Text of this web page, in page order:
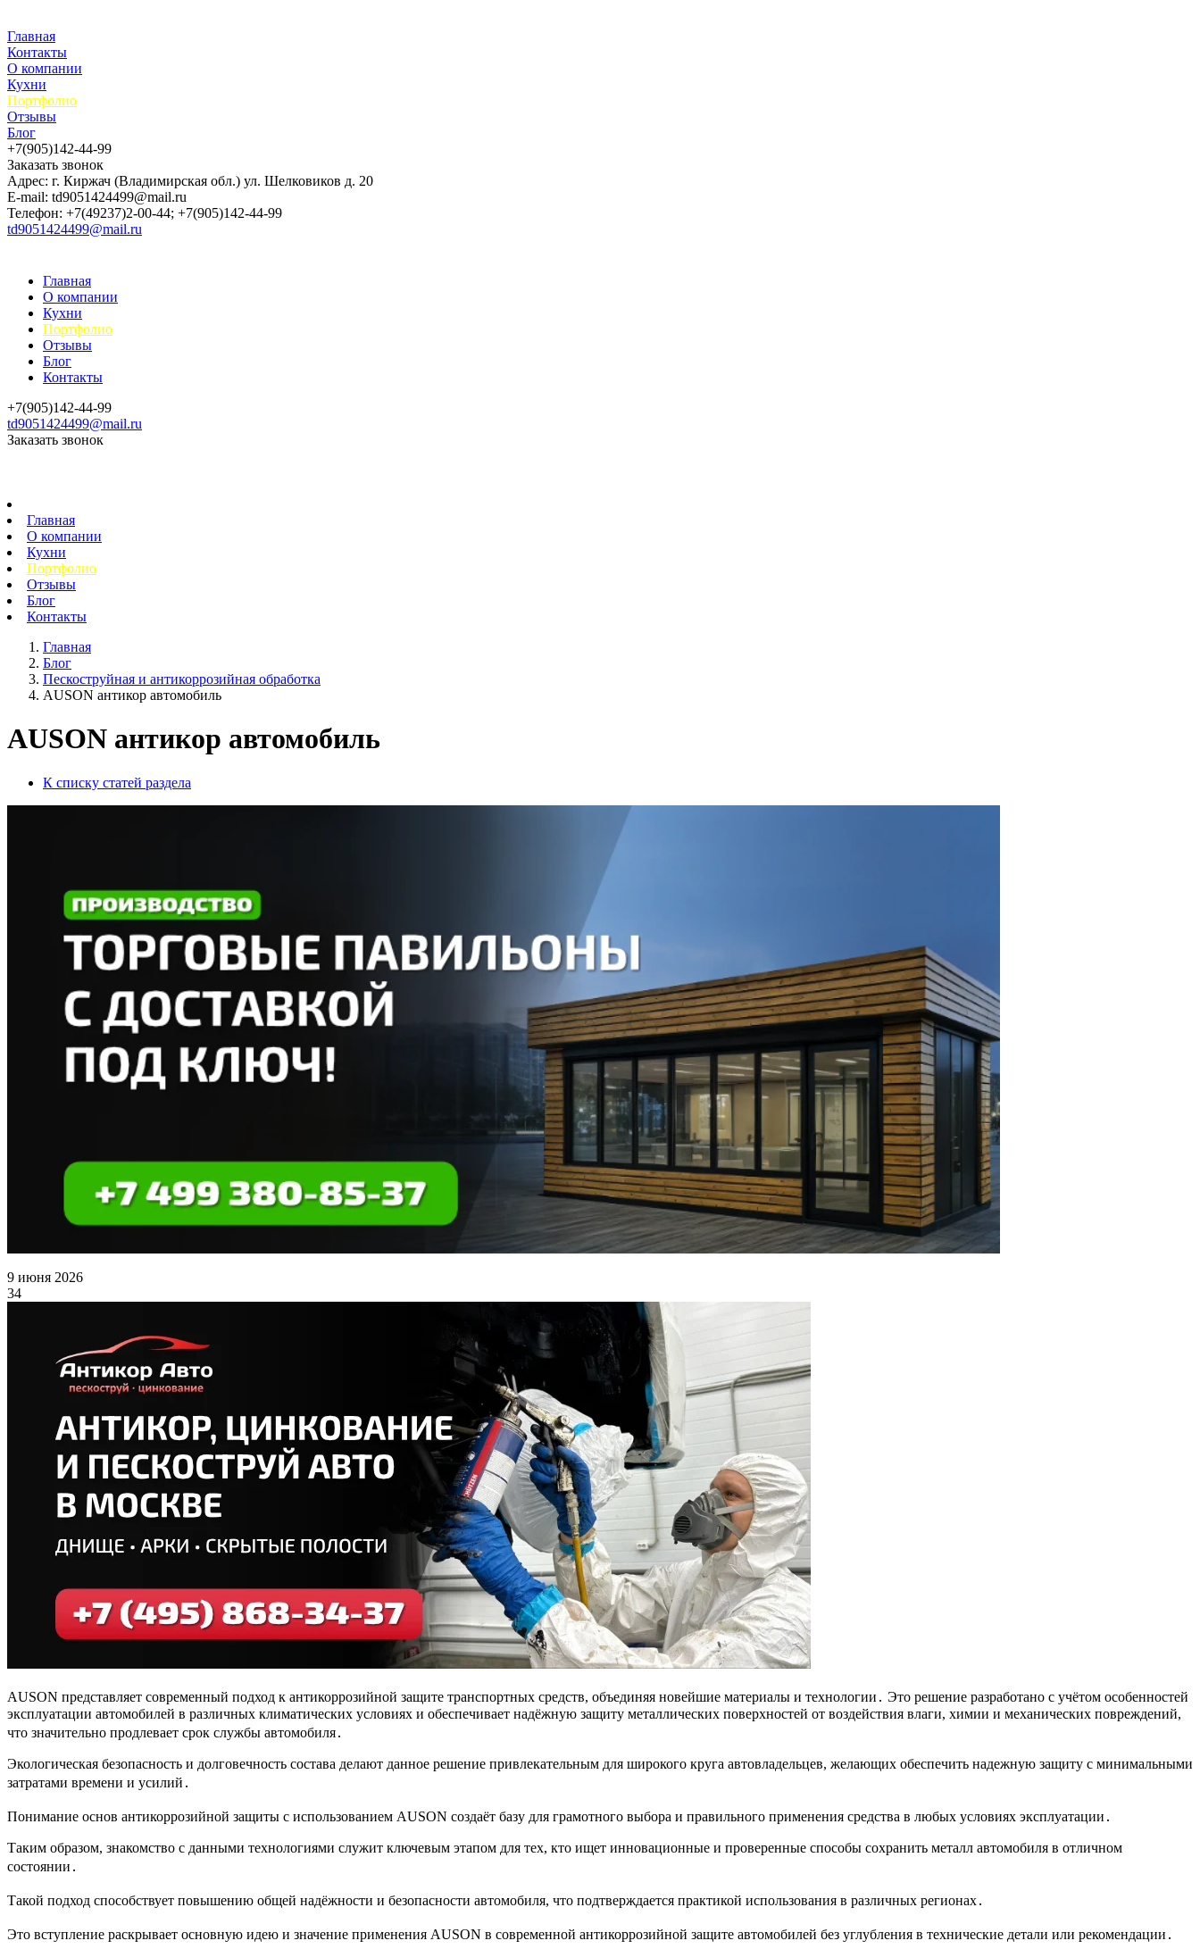
Главная
Контакты
О компании
Кухни
Портфолио
Отзывы
Блог
+7(905)142-44-99
Заказать звонок
Адрес: г. Киржач (Владимирская обл.) ул. Шелковиков д. 20
E-mail: td9051424499@mail.ru
Телефон: +7(49237)2-00-44; +7(905)142-44-99
td9051424499@mail.ru
Главная
О компании
Кухни
Портфолио
Отзывы
Блог
Контакты
+7(905)142-44-99
td9051424499@mail.ru
Заказать звонок
Главная
О компании
Кухни
Портфолио
Отзывы
Блог
Контакты
Главная
Блог
Пескоструйная и антикоррозийная обработка
AUSON антикор автомобиль
AUSON антикор автомобиль
К списку статей раздела
9 июня 2026
34
AUSON представляет современный подход к антикоррозийной защите транспортных средств, объединяя новейшие материалы и технологии․ Это решение разработано с учётом особенностей
эксплуатации автомобилей в различных климатических условиях и обеспечивает надёжную защиту металлических поверхностей от воздействия влаги, химии и механических повреждений,
что значительно продлевает срок службы автомобиля․
Экологическая безопасность и долговечность состава делают данное решение привлекательным для широкого круга автовладельцев, желающих обеспечить надежную защиту с минимальными
затратами времени и усилий․
Понимание основ антикоррозийной защиты с использованием AUSON создаёт базу для грамотного выбора и правильного применения средства в любых условиях эксплуатации․
Таким образом, знакомство с данными технологиями служит ключевым этапом для тех, кто ищет инновационные и проверенные способы сохранить металл автомобиля в отличном
состоянии․
Такой подход способствует повышению общей надёжности и безопасности автомобиля, что подтверждается практикой использования в различных регионах․
Это вступление раскрывает основную идею и значение применения AUSON в современной антикоррозийной защите автомобилей без углубления в технические детали или рекомендации․